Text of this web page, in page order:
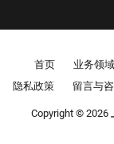
Footer menu
首页 业务领域
隐私政策
留言与
Copyright © 2026